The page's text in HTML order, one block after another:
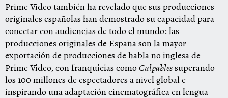
Prime Video también ha revelado que sus producciones
originales españolas han demostrado su capacidad para
conectar con audiencias de todo el mundo: las
producciones originales de España son la mayor
exportación de producciones de habla no inglesa de
Prime Video, con franquicias como Culpablessuperando
los 100 millones de espectadores a nivel global e
inspirando una adaptación cinematográfica en lengua